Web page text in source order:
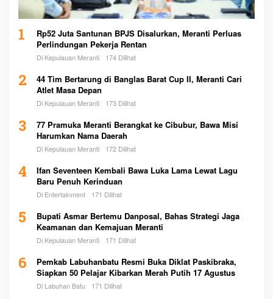
1
Rp52 Juta Santunan BPJS Disalurkan, Meranti Perluas
Perlindungan Pekerja Rentan
Di Kepulauan Meranti 174 Dilihat
2
44 Tim Bertarung di Banglas Barat Cup II, Meranti Cari
Atlet Masa Depan
Di Kepulauan Meranti 173 Dilihat
3
77 Pramuka Meranti Berangkat ke Cibubur, Bawa Misi
Harumkan Nama Daerah
Di Kepulauan Meranti 172 Dilihat
4
Ifan Seventeen Kembali Bawa Luka Lama Lewat Lagu
Baru Penuh Kerinduan
Di Entertainment 171 Dilihat
5
Bupati Asmar Bertemu Danposal, Bahas Strategi Jaga
Keamanan dan Kemajuan Meranti
Di Kepulauan Meranti 171 Dilihat
6
Pemkab Labuhanbatu Resmi Buka Diklat Paskibraka,
Siapkan 50 Pelajar Kibarkan Merah Putih 17 Agustus
Di Labuhan Batu 171 Dilihat